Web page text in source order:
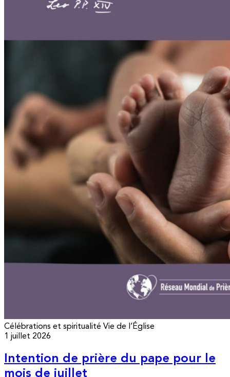
Célébrations et spiritualité Vie de l’Église
1 juillet 2026
Intention de prière du pape pour le
mois de juillet